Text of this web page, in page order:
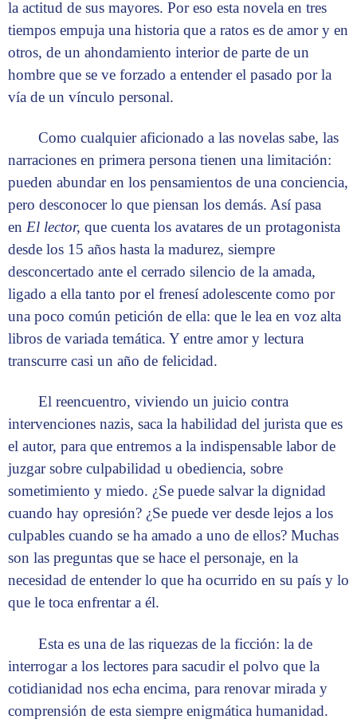
la actitud de sus mayores. Por eso esta novela en tres
tiempos empuja una historia que a ratos es de amor y en
otros, de un ahondamiento interior de parte de un
hombre que se ve forzado a entender el pasado por la
vía de un vínculo personal.
Como cualquier aficionado a las novelas sabe, las
narraciones en primera persona tienen una limitación:
pueden abundar en los pensamientos de una conciencia,
pero desconocer lo que piensan los demás. Así pasa
en El lector, que cuenta los avatares de un protagonista
desde los 15 años hasta la madurez, siempre
desconcertado ante el cerrado silencio de la amada,
ligado a ella tanto por el frenesí adolescente como por
una poco común petición de ella: que le lea en voz alta
libros de variada temática. Y entre amor y lectura
transcurre casi un año de felicidad.
El reencuentro, viviendo un juicio contra
intervenciones nazis, saca la habilidad del jurista que es
el autor, para que entremos a la indispensable labor de
juzgar sobre culpabilidad u obediencia, sobre
sometimiento y miedo. ¿Se puede salvar la dignidad
cuando hay opresión? ¿Se puede ver desde lejos a los
culpables cuando se ha amado a uno de ellos? Muchas
son las preguntas que se hace el personaje, en la
necesidad de entender lo que ha ocurrido en su país y lo
que le toca enfrentar a él.
Esta es una de las riquezas de la ficción: la de
interrogar a los lectores para sacudir el polvo que la
cotidianidad nos echa encima, para renovar mirada y
comprensión de esta siempre enigmática humanidad.